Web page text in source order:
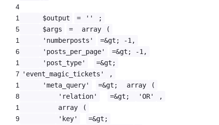
4
1
5
1
6
1
7
1
8
1
9
$output = ''
;
$args
= array
(
'numberposts'
=&gt; -1,
'posts_per_page'
=&gt; -1,
'post_type'
=&gt;
'event_magic_tickets'
,
'meta_query'
=&gt; array
(
'relation'
=&gt; 'OR'
,
array
(
'key'
=&gt;